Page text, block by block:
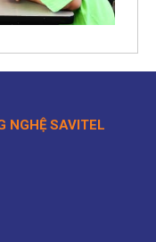
NGHỆ SAVITEL